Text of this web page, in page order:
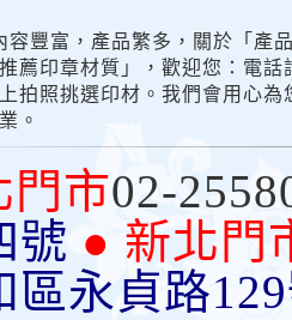
容豐富，產品繁多，關於「產
薦印章材質」，歡迎您：電
拍照挑選印材。我們會用心
。
門市02-
號 ● 新北門
區永貞路